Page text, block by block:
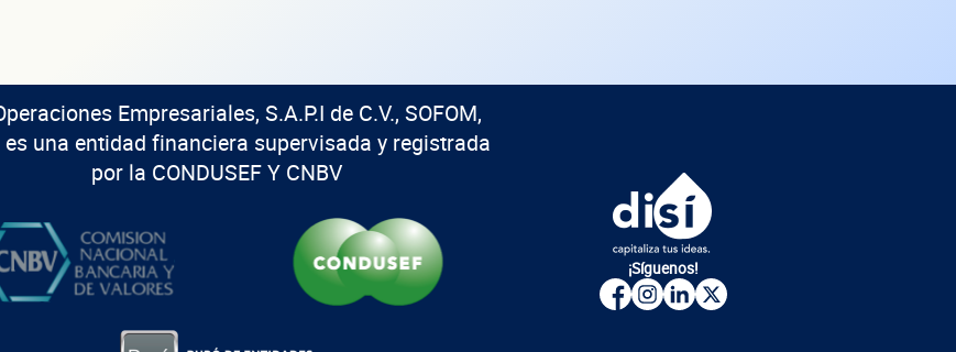
Empresariales, S.A.P.I de C.V., SOFOM,
es una entidad financiera supervisada y registrada
por la CONDUSEF Y CNBV
¡Síguenos!